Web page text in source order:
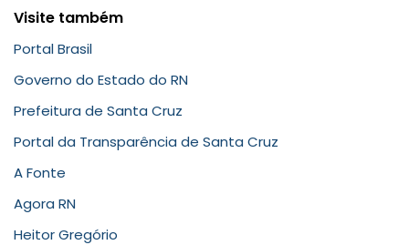
Visite também
Portal Brasil
Governo do Estado do RN
Prefeitura de Santa Cruz
Portal da Transparência de Santa Cruz
A Fonte
Agora RN
Heitor Gregório